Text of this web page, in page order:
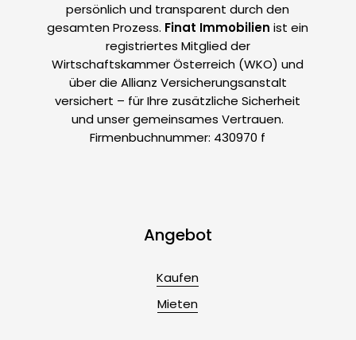
persönlich und transparent durch den
gesamten Prozess. Finat Immobilien ist ein
registriertes Mitglied der
Wirtschaftskammer Österreich (WKO) und
über die Allianz Versicherungsanstalt
versichert – für Ihre zusätzliche Sicherheit
und unser gemeinsames Vertrauen.
Firmenbuchnummer: 430970 f
Angebot
Kaufen
Mieten